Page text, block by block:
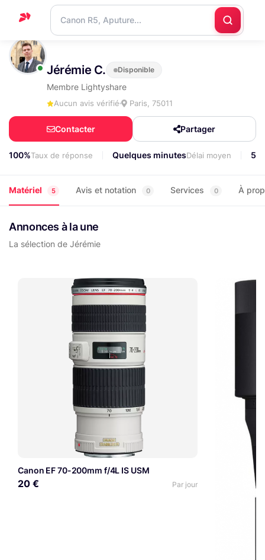
Accueil
Support
Nous
contacter
Jérémie C. Disponible
Membre Lightyshare
Aucun avis vérifié Paris, 75011
Contacter Partager
100%Taux de réponse Quelques minutesDélai moyen
Matériel 5 Avis et notation 0 Services 0 À
Annonces à la une
La sélection de Jérémie
Canon EF 70-200mm f/4L IS USM
20 € Par jour